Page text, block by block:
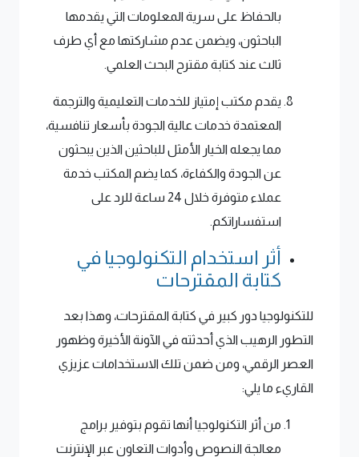
بالحفاظ على سرية المعلومات التي يقدمها
الباحثون، ويضمن عدم مشاركتها مع أي طرف
ثالث عند كتابة مقترح البحث العلمي.
يقدم مكتب إمتياز للخدمات التعليمية والترجمة
المعتمدة خدمات عالية الجودة بأسعار تنافسية،
مما يجعله الخيار الأمثل للباحثين الذين يبحثون
عن الجودة والكفاءة، كما يضم المكتب خدمة
عملاء متوفرة خلال 24 ساعة للرد على
استفساراتكم.
أثر استخدام التكنولوجيا في
كتابة المقترحات
للتكنولوجيا دور كبير في كتابة المقترحات، وهذا بعد
التطور الرهيب الذي أحدثته في الآونة الأخيرة وظهور
العصر الرقمي، ومن ضمن تلك الاستخدامات عزيزي
القاريء ما يلي:
من أثر التكنولوجيا أنها تقوم بتوفير برامج
معالجة النصوص وأدوات التعاون عبر الإنترنت